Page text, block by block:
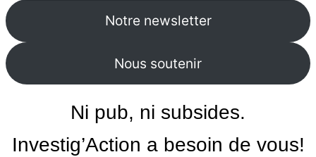
Notre newsletter
Nous soutenir
Ni pub, ni subsides.
Investig’Action a besoin de vous!